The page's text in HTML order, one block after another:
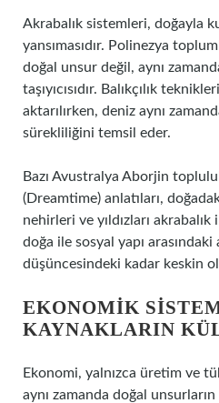
Akrabalık sistemleri, doğayla
yansımasıdır. Polinezya
doğal unsur değil, aynı
taşıyıcısıdır. Balıkçılık
aktarılırken, deniz aynı
sürekliliğini temsil eder.
Bazı Avustralya Aborjin
(Dreamtime) anlatıları,
nehirleri ve yıldızları
doğa ile sosyal yapı arasındaki
düşüncesindeki kadar keskin
EKONOMIK
KAYNAKLARIN
Ekonomi, yalnızca üretim ve
aynı zamanda doğal unsurların